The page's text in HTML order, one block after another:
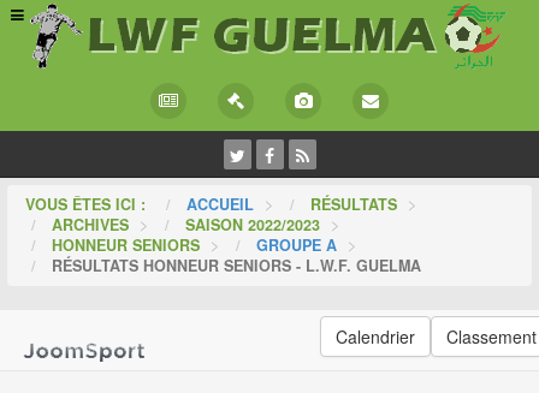
VOUS ÊTES ICI : ACCUEIL > RÉSULTATS >
ARCHIVES > SAISON 2022/2023 >
HONNEUR SENIORS > GROUPE A >
RÉSULTATS HONNEUR SENIORS - L.W.F. GUELMA
Calendrier Classement